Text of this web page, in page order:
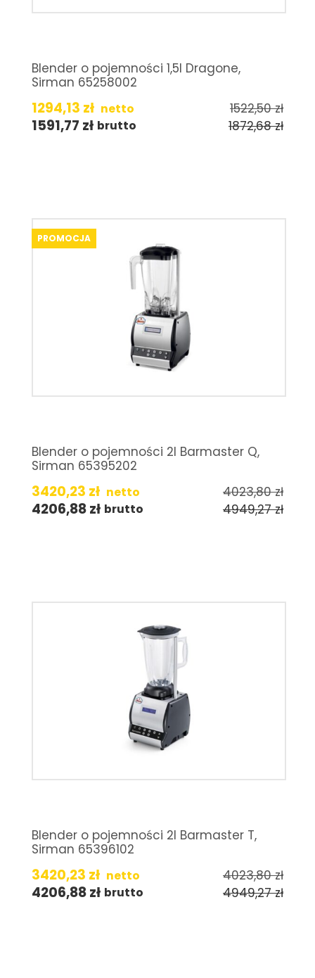
Blender o pojemności 1,5l Dragone,
Sirman 65258002
1294,13 zł netto 1522,50zł
1591,77 zł brutto 1872,68zł
PROMOCJA
Blender o pojemności 2l Barmaster Q,
Sirman 65395202
3420,23 zł netto 4023,80zł
4206,88zł brutto 4949,27zł
Blender o pojemności 2l Barmaster T,
Sirman 65396102
3420,23 zł netto 4023,80zł
4206,88zł brutto 4949,27zł